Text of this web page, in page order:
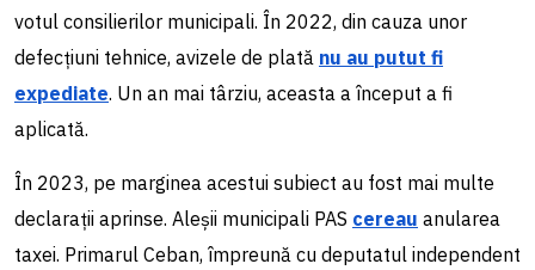
votul consilierilor municipali. În 2022, din cauza unor
defecțiuni tehnice, avizele de plată nu au putut fi
expediate. Un an mai târziu, aceasta a început a fi
aplicată.
În 2023, pe marginea acestui subiect au fost mai multe
declarații aprinse. Aleșii municipali PAS cereau anularea
taxei. Primarul Ceban, împreună cu deputatul independent